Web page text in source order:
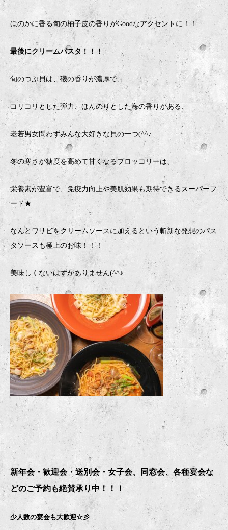
ほのかに香る旬の柚子皮の香りがGoodなアクセントに！！
最後にクリームパスタ！！！
旬のつぶ貝は、磯の香りが濃厚で、
コリコリとした弾力、ほんのりとした海の香りがある、
老若男女問わずみんな大好きな貝の一つ(^^♪
冬の寒さが糖度を高めて甘くなるブロッコリーは、
栄養素が豊富で、免疫力向上や美肌効果も期待できるスーパーフ
ード★
なんとワサビをクリームソースに加えるという斬新な発想のパス
タソースも極上のお味！！！
美味しくないはずがありません(^^♪
新年会・歓迎会・送別会・女子会、同窓会、各種宴会な
どのご予約も絶賛承り中！！！
少人数の宴会も大歓迎☆彡